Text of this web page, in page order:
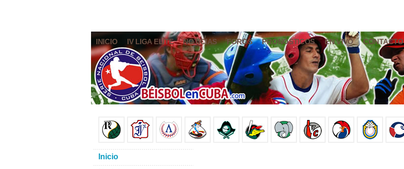
INICIO IV LIGA ELITE NOTICIAS FOROS PRONÓSTICOS EN VIVO CONTACTO
Inicio